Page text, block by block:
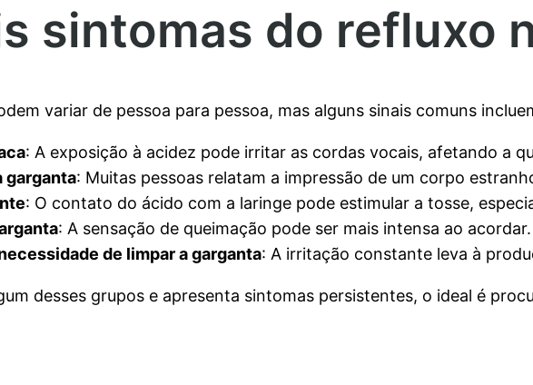
sintomas do refluxo
variar de pessoa para pessoa, mas alguns sinais comuns
: A exposição à acidez pode irritar as cordas vocais, afetando a
garganta: Muitas pessoas relatam a impressão de um corpo
: O contato do ácido com a laringe pode estimular a tosse,
: A sensação de queimação pode ser mais intensa ao acordar.
de limpar a garganta: A irritação constante leva à
desses grupos e apresenta sintomas persistentes, o ideal é